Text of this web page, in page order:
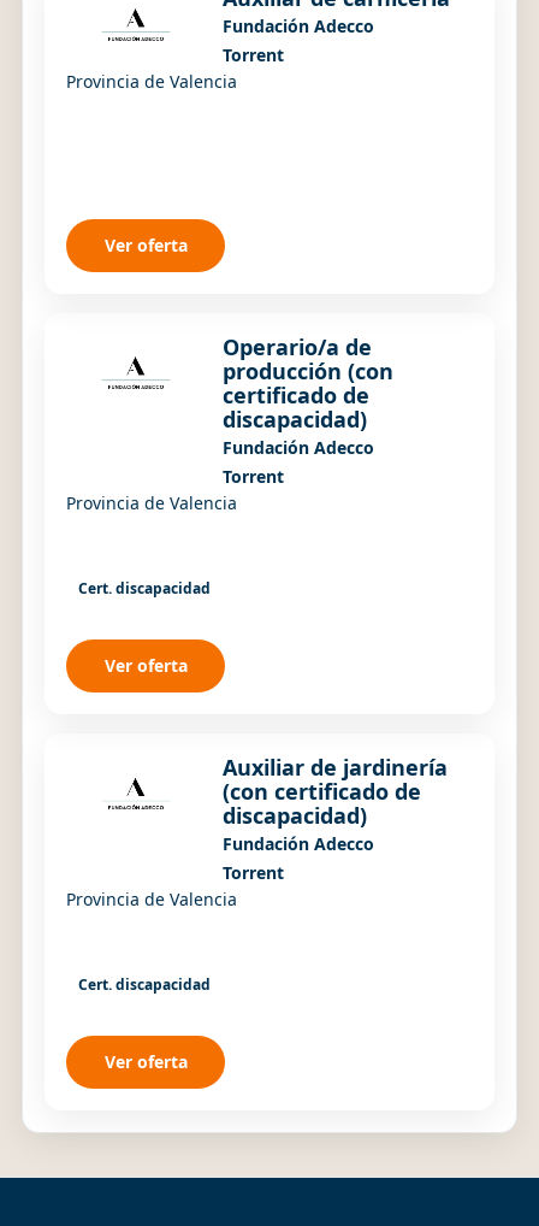
Fundación Adecco
Torrent
Provincia de Valencia
Ver oferta
Operario/a de
producción (con
certificado de
discapacidad)
Fundación Adecco
Torrent
Provincia de Valencia
Cert. discapacidad
Ver oferta
Auxiliar de jardinería
(con certificado de
discapacidad)
Fundación Adecco
Torrent
Provincia de Valencia
Cert. discapacidad
Ver oferta